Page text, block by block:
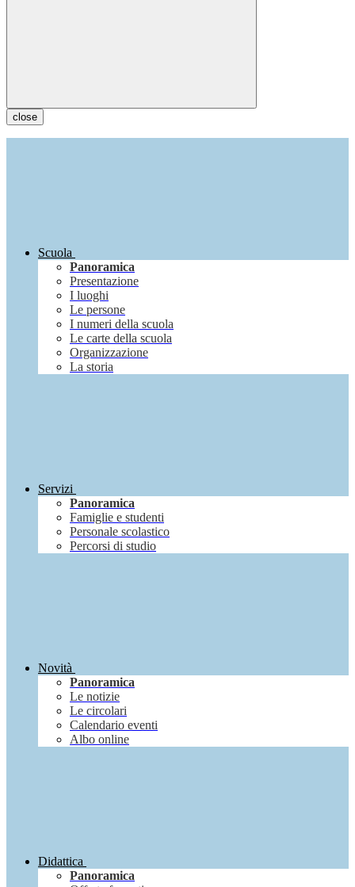
close
Scuola
Panoramica
Presentazione
I luoghi
Le persone
I numeri della scuola
Le carte della scuola
Organizzazione
La storia
Servizi
Panoramica
Famiglie e studenti
Personale scolastico
Percorsi di studio
Novità
Panoramica
Le notizie
Le circolari
Calendario eventi
Albo online
Didattica
Panoramica